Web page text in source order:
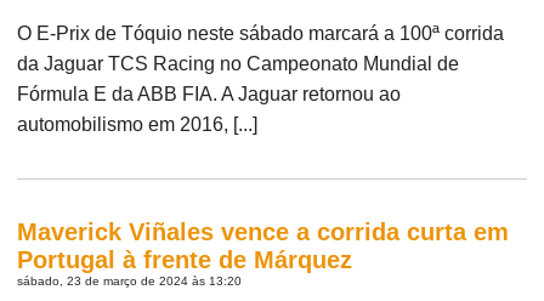
O E-Prix de Tóquio neste sábado marcará a 100ª corrida
da Jaguar TCS Racing no Campeonato Mundial de
Fórmula E da ABB FIA. A Jaguar retornou ao
automobilismo em 2016, [...]
Maverick Viñales vence a corrida curta em
Portugal à frente de Márquez
sábado, 23 de março de 2024 às 13:20